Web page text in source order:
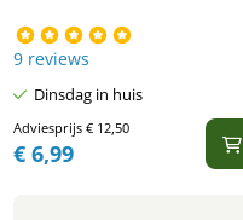
9 reviews
Dinsdag in huis
Adviesprijs €12,50
€6,99